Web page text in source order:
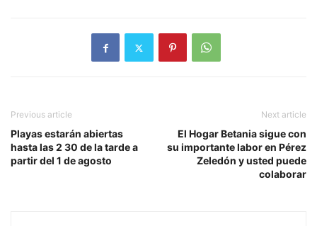
Previous article
Playas estarán abiertas
hasta las 2 30 de la tarde a
partir del 1 de agosto
Next article
El Hogar Betania sigue con
su importante labor en Pérez
Zeledón y usted puede
colaborar